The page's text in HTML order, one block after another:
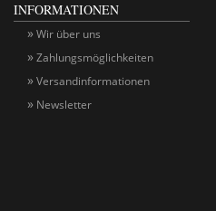
INFORMATIONEN
Wir über uns
Zahlungsmöglichkeiten
Versandinformationen
Newsletter